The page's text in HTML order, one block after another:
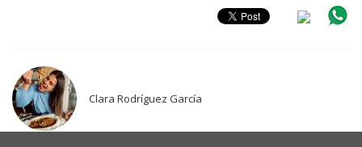
Clara Rodríguez García